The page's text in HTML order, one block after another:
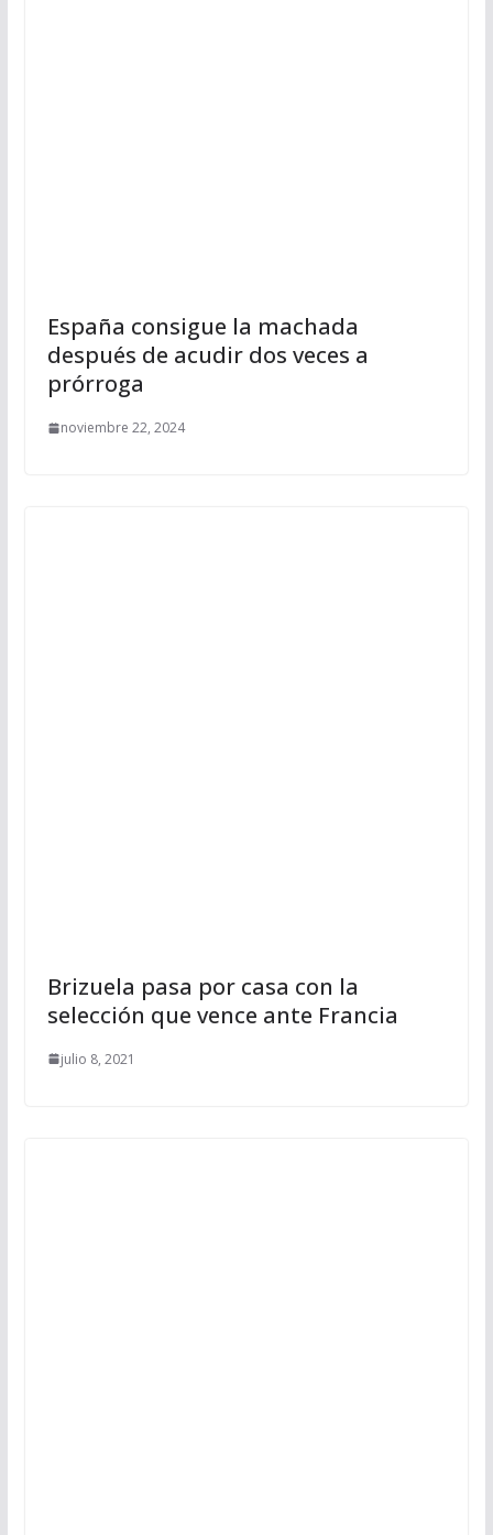
España consigue la machada
después de acudir dos veces a
prórroga
noviembre 22, 2024
Brizuela pasa por casa con la
selección que vence ante Francia
julio 8, 2021